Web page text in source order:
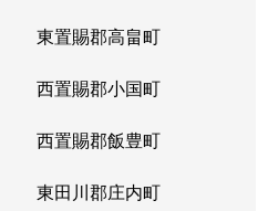
東置賜郡高畠町
西置賜郡小国町
西置賜郡飯豊町
東田川郡庄内町